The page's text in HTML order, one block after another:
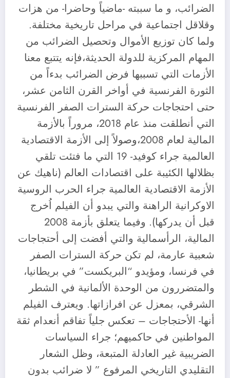
الضرائب، و ما سببته -ماضياً وحاضرا- من هزات
وقلاقل اجتماعية في مراحل تاريخية مختلفة.
ولما كان توزيع الأموال وتحصيل الضرائب من
المهام المركزية للدولة الحديثة،فإنه يتتبع معنا
الأزمات التي تسببها فرض الضرائب بدءاً من
الثورة الفرنسية في أواخر القرن الثامن عشر،
حتى احتجاجات حركة السترات الصفر الفرنسية
التي أنطلقت منذ عام 2018، مروراً بالأزمة
المالية لعام 2008،وصولاً إلى الأزمة الاقتصادية
العالمية جراء كوفيد- 19 التي ما فتئت تلقي
بظلالها الكئيبة على اقتصادات العالم (ناهيك عن
الأزمة الاقتصادية العالمية جراء الحرب الروسية
الاوكرانية الراهنة والتي يبدو أن الفيلم اُخرج
قبل أن يدركها). وفيما يتعلق بأزمة 2008
المالية، الرأسمالية والتي أفضت إلى أحتجاجات
شعبية عارمة، لم تكن حركة السترات الصفر
في فرنسا، ومؤيدو “البريكست” في بريطانيا،
والمتضررون من الوحدة الألمانية في الشطر
الشرقي، بمعزل عن افرازاتها. ويعترف الفيلم
أنها- الأحتجاجات – تعكس جلياً تفاقم أنعدام ثقة
المواطنين في حاكميهم؛ جراء السياسات
الضريبية غير العادلة المتبعة، وظل الشعار
التقليدي التاريخي المرفوع ” لا ضرائب بدون